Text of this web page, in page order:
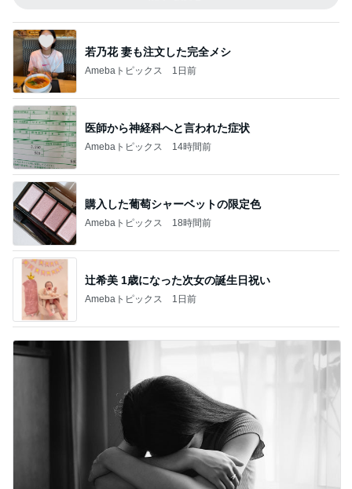
若乃花 妻も注文した完全メシ
Amebaトピックス 1日前
医師から神経科へと言われた症状
Amebaトピックス 14時間前
購入した葡萄シャーベットの限定色
Amebaトピックス 18時間前
辻希美 1歳になった次女の誕生日祝い
Amebaトピックス 1日前